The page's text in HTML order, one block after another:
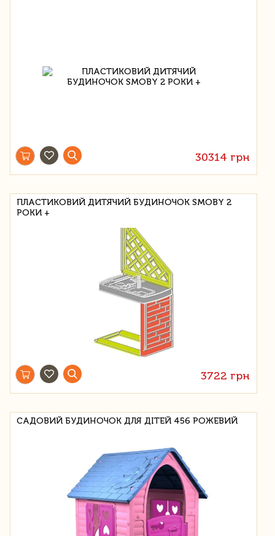
30314 грн
ПЛАСТИКОВИЙ ДИТЯЧИЙ БУДИНОЧОК SMOBY 2
РОКИ +
3722 грн
САДОВИЙ БУДИНОЧОК ДЛЯ ДІТЕЙ 456 РОЖЕВИЙ